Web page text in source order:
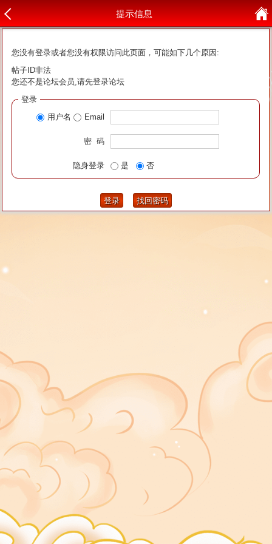
提示信息
您没有登录或者您没有权限访问此页面，可能如下几个原因:
帖子ID非法
您还不是论坛会员,请先登录论坛
登录
用户名
Email
密 码
隐身登录 是 否